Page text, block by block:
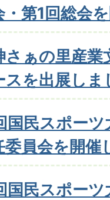
・第1回総会
さぁの里産
スを出展しま
国民スポー
委員会を開催
国民スポー